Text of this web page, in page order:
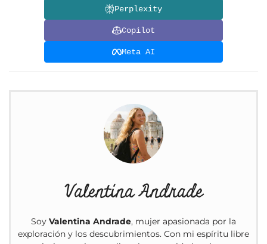
Perplexity
Copilot
Meta AI
Valentina Andrade
Soy Valentina Andrade, mujer apasionada por la
exploración y los descubrimientos. Con mi espíritu libre